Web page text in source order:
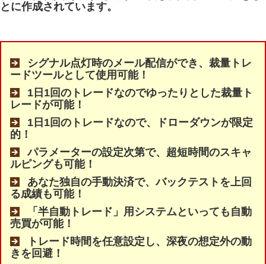
とに作成されています。
シグナル点灯時のメール配信ができ、裁量トレ
ードツールとして使用可能！
1日1回のトレードなのでゆったりとした裁量ト
レードが可能！
1日1回のトレードなので、ドローダウンが限定
的！
パラメーターの設定次第で、超短時間のスキャ
ルピングも可能！
あなた独自の手動決済で、バックテストを上回
る成績も可能！
「半自動トレード」用システムといっても自動
売買が可能！
トレード時間を任意設定し、深夜の想定外の動
きを回避！